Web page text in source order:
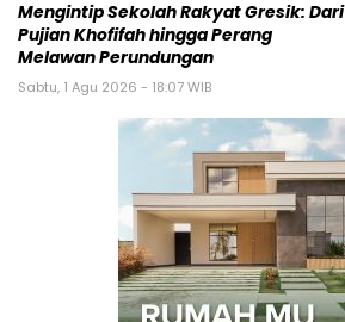
Mengintip Sekolah Rakyat Gresik: Dari
Pujian Khofifah hingga Perang
Melawan Perundungan
Sabtu, 1 Agu 2026 - 18:07 WIB